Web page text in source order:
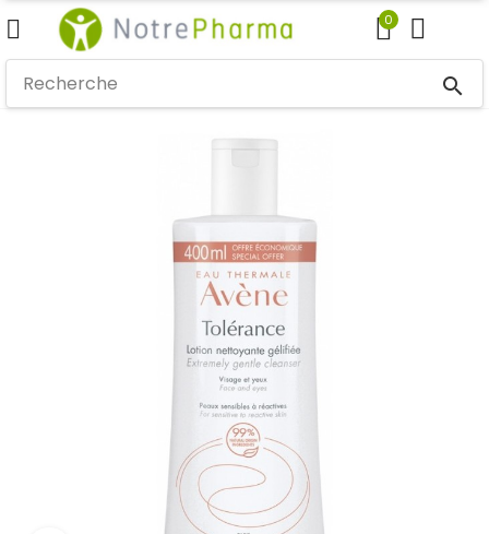
0
search